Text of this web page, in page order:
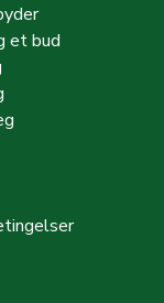
et bud